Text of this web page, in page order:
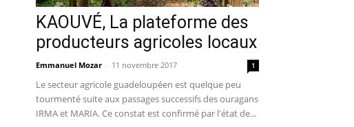
KAOUVÉ, La plateforme des
producteurs agricoles locaux
Emmanuel Mozar - 11 novembre 2017 1
Le secteur agricole guadeloupéen est quelque peu
tourmenté suite aux passages successifs des ouragans
IRMA et MARIA. Ce constat est confirmé par l'état de...